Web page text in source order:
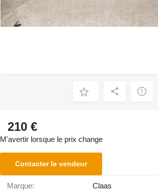
210 €
M'avertir lorsque le prix change
Contacter le vendeur
Marque: Claas